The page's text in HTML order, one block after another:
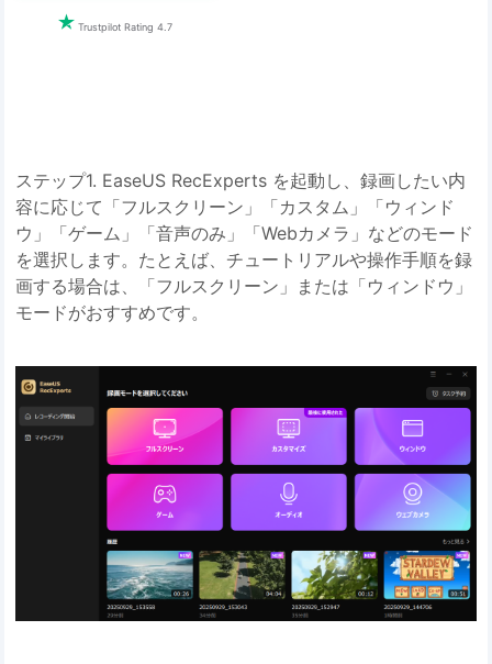
 Trustpilot Rating 4.7
ステップ1. EaseUS RecExperts を起動し、録画したい内
容に応じて「フルスクリーン」「カスタム」「ウィンド
ウ」「ゲーム」「音声のみ」「Webカメラ」などのモード
を選択します。たとえば、チュートリアルや操作手順を録
画する場合は、「フルスクリーン」または「ウィンドウ」
モードがおすすめです。